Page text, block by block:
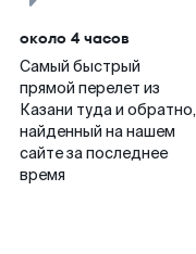
около 4 часов
Самый быстрый
прямой перелет из
Казани туда и обратно,
найденный на нашем
сайте за последнее
время